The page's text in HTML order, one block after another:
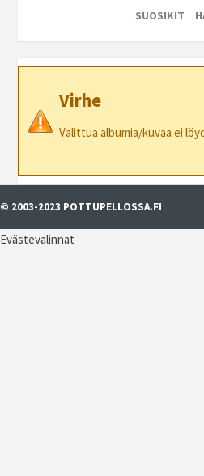
SUOSIKIT
Virhe
Valittua albumia/kuvaa ei
© 2003-2023 POTTUPELLOSSA.FI
Evästevalinnat